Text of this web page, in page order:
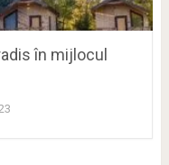
în mijlocul